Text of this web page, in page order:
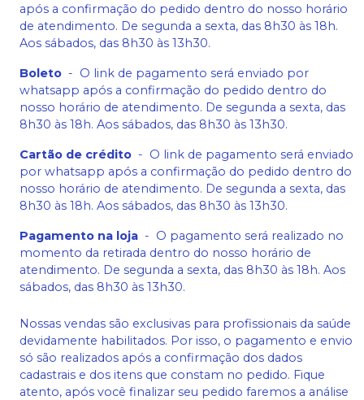
após a confirmação do pedido dentro do nosso horário
de atendimento. De segunda a sexta, das 8h30 às 18h.
Aos sábados, das 8h30 às 13h30.
Boleto - O link de pagamento será enviado por
whatsapp após a confirmação do pedido dentro do
nosso horário de atendimento. De segunda a sexta, das
8h30 às 18h. Aos sábados, das 8h30 às 13h30.
Cartão de crédito - O link de pagamento será enviado
por whatsapp após a confirmação do pedido dentro do
nosso horário de atendimento. De segunda a sexta, das
8h30 às 18h. Aos sábados, das 8h30 às 13h30.
Pagamento na loja - O pagamento será realizado no
momento da retirada dentro do nosso horário de
atendimento. De segunda a sexta, das 8h30 às 18h. Aos
sábados, das 8h30 às 13h30.
Nossas vendas são exclusivas para profissionais da saúde
devidamente habilitados. Por isso, o pagamento e envio
só são realizados após a confirmação dos dados
cadastrais e dos itens que constam no pedido. Fique
atento, após você finalizar seu pedido faremos a análise